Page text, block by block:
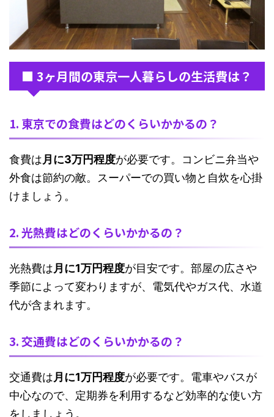
■ 3ヶ月間の東京一人暮らしの生活費は？
1. 東京での食費はどのくらいかかるの？
食費は月に3万円程度が必要です。コンビニ弁当や
外食は節約の敵。スーパーでの買い物と自炊を心掛
けましょう。
2. 光熱費はどのくらいかかるの？
光熱費は月に1万円程度が目安です。部屋の広さや
季節によって変わりますが、電気代やガス代、水道
代が含まれます。
3. 交通費はどのくらいかかるの？
交通費は月に1万円程度が必要です。電車やバスが
中心なので、定期券を利用するなど効率的な使い方
をしましょう。